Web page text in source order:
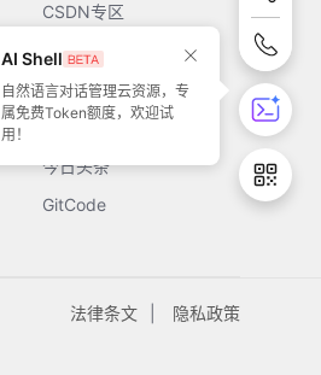
AI Shell
自然语言对话管理云资源，专
属免费Token额度，欢迎试
用！
CSDN专区
知乎
开源中国
今日头条
GitCode
法律条文 隐私政策